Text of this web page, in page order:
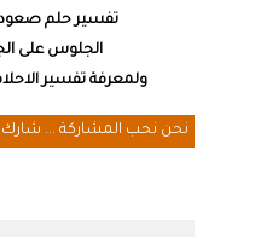
تفسير حلم
الجلوس على
ولمعرفة تفسير
نحن نحب المشاركة ... شارك